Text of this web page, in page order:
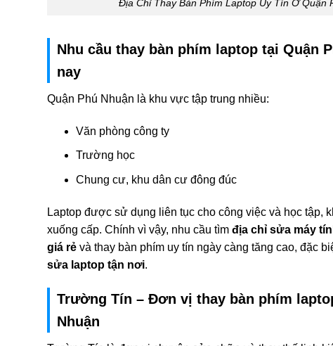
Địa Chỉ Thay Bàn Phím Laptop Uy Tín Ở Quận
Nhu cầu thay bàn phím laptop tại Quận
nay
Quận Phú Nhuận là khu vực tập trung nhiều:
Văn phòng công ty
Trường học
Chung cư, khu dân cư đông đúc
Laptop được sử dụng liên tục cho công việc và học tập,
xuống cấp. Chính vì vậy, nhu cầu tìm địa chỉ sửa máy
giá rẻ và thay bàn phím uy tín ngày càng tăng cao, đặc
sửa laptop tận nơi.
Trường Tín – Đơn vị thay bàn phím
Nhuận